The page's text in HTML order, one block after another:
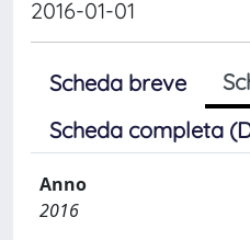
2016-01-01
Scheda breve
Scheda completa
Anno
2016